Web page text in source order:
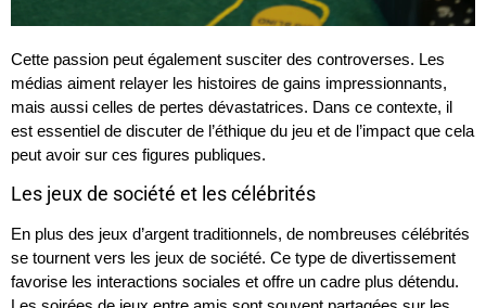
Cette passion peut également susciter des controverses. Les
médias aiment relayer les histoires de gains impressionnants,
mais aussi celles de pertes dévastatrices. Dans ce contexte, il
est essentiel de discuter de l’éthique du jeu et de l’impact que cela
peut avoir sur ces figures publiques.
Les jeux de société et les célébrités
En plus des jeux d’argent traditionnels, de nombreuses célébrités
se tournent vers les jeux de société. Ce type de divertissement
favorise les interactions sociales et offre un cadre plus détendu.